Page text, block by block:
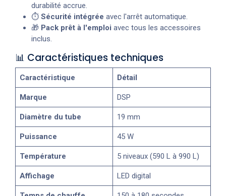
durabilité accrue.
⏱️ Sécurité intégrée avec l'arrêt automatique.
🎁 Pack prêt à l'emploi avec tous les accessoires
inclus.
📊 Caractéristiques techniques
Caractéristique Détail
Marque DSP
Diamètre du tube 19 mm
Puissance 45 W
Température 5 niveaux (590 L à 990 L)
Affichage LED digital